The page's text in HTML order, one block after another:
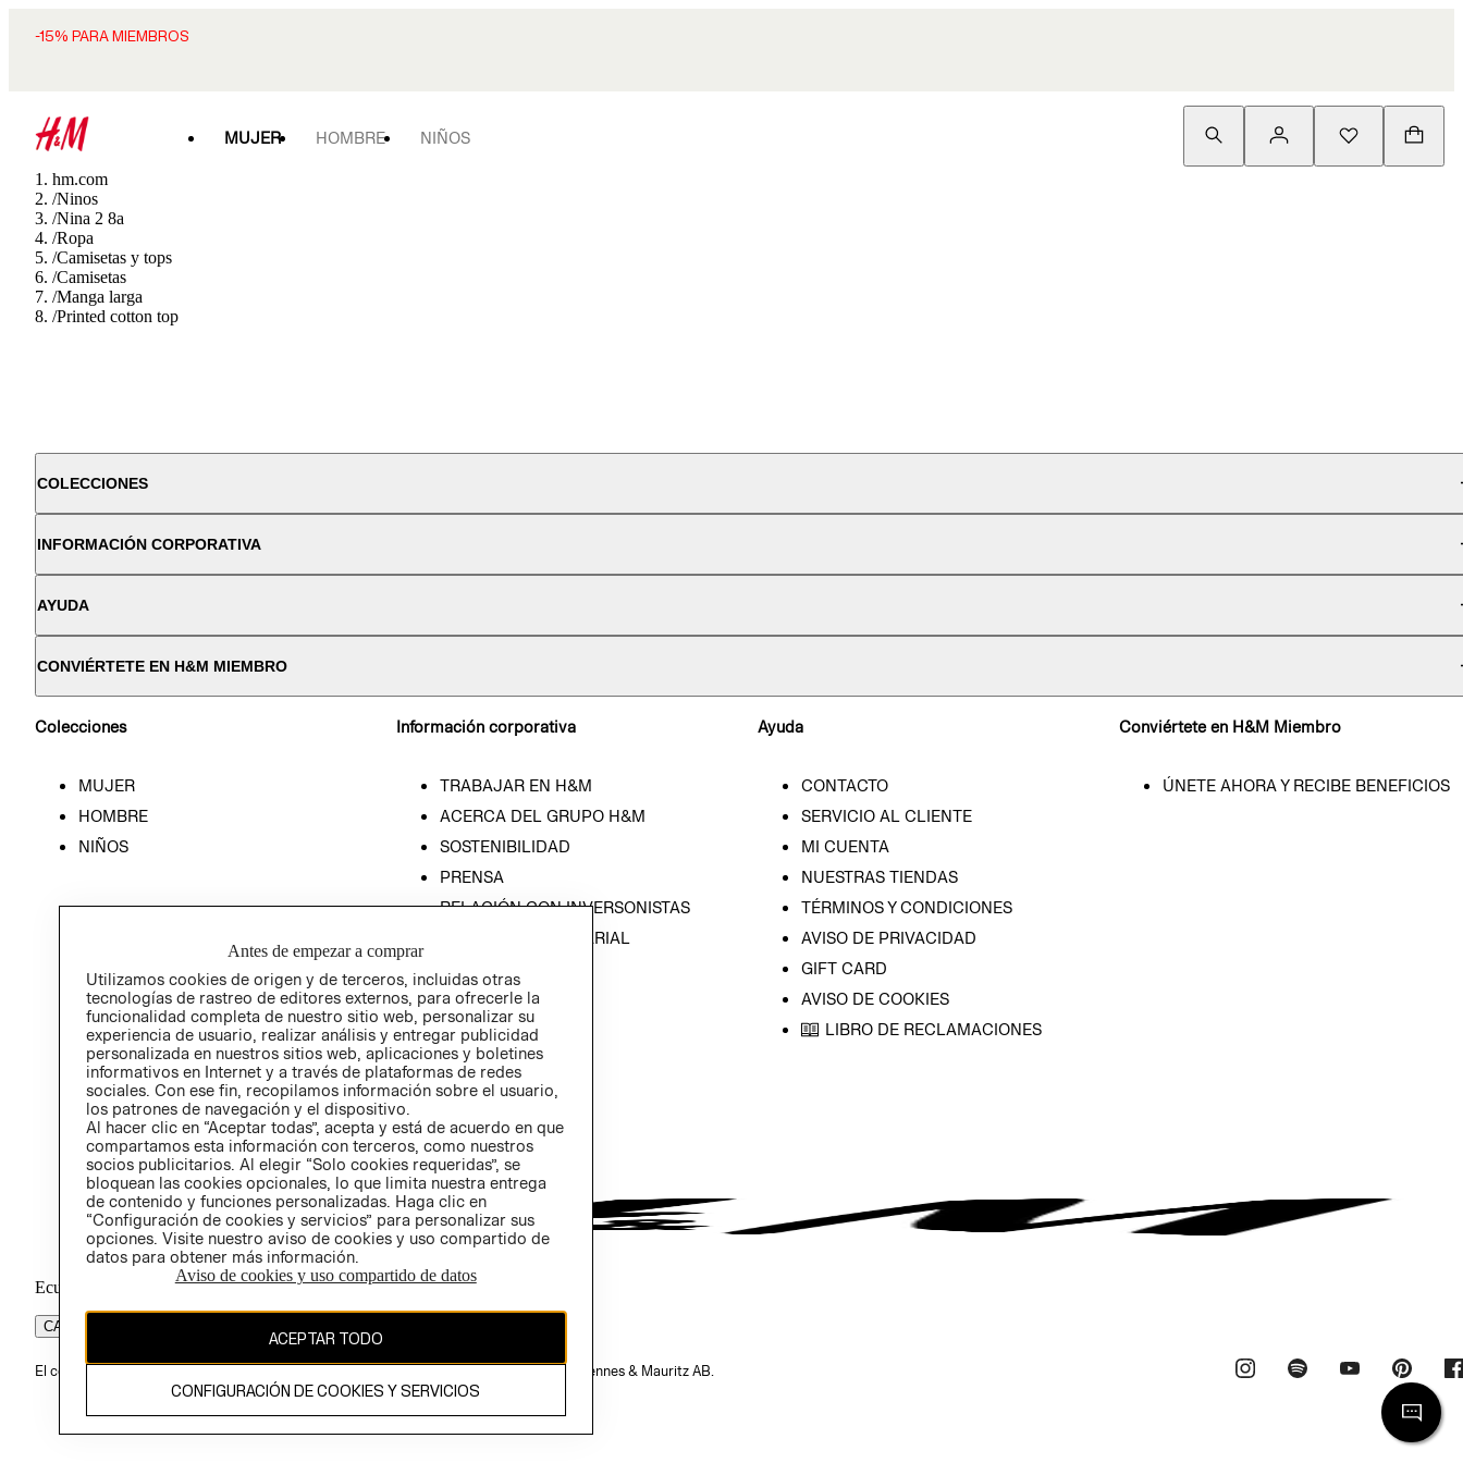
-15% PARA MIEMBROS
MUJER HOMBRE NIÑOS
hm.com
/Ninos
/Nina 2 8a
/Ropa
/Camisetas y tops
/Camisetas
/Manga larga
/Printed cotton top
COLECCIONES
INFORMACIÓN CORPORATIVA
AYUDA
CONVIÉRTETE EN H&M MIEMBRO
Colecciones
MUJER
HOMBRE
NIÑOS
Información corporativa
TRABAJAR EN H&M
ACERCA DEL GRUPO H&M
SOSTENIBILIDAD
PRENSA
RELACIÓN CON INVERSONISTAS
POLÍTICA EMPRESARIAL
Ayuda
CONTACTO
SERVICIO AL CLIENTE
MI CUENTA
NUESTRAS TIENDAS
TÉRMINOS Y CONDICIONES
AVISO DE PRIVACIDAD
GIFT CARD
AVISO DE COOKIES
LIBRO DE RECLAMACIONES
Conviértete en H&M Miembro
ÚNETE AHORA Y RECIBE BENEFICIOS
Ecuador ($)
CAMBIAR REGIÓN
El contenido de esta página web está protegido por copyright y es propiedad de H&M Hennes & Mauritz AB.
Antes de empezar a comprar
Utilizamos cookies de origen y de terceros, incluidas otras
tecnologías de rastreo de editores externos, para ofrecerle la
funcionalidad completa de nuestro sitio web, personalizar su
experiencia de usuario, realizar análisis y entregar publicidad
personalizada en nuestros sitios web, aplicaciones y boletines
informativos en Internet y a través de plataformas de redes
sociales. Con ese fin, recopilamos información sobre el usuario,
los patrones de navegación y el dispositivo.
Al hacer clic en “Aceptar todas”, acepta y está de acuerdo en que
compartamos esta información con terceros, como nuestros
socios publicitarios. Al elegir “Solo cookies requeridas”, se
bloquean las cookies opcionales, lo que limita nuestra entrega
de contenido y funciones personalizadas. Haga clic en
“Configuración de cookies y servicios” para personalizar sus
opciones. Visite nuestro aviso de cookies y uso compartido de
datos para obtener más información.
Aviso de cookies y uso compartido de datos
ACEPTAR TODO
CONFIGURACIÓN DE COOKIES Y SERVICIOS